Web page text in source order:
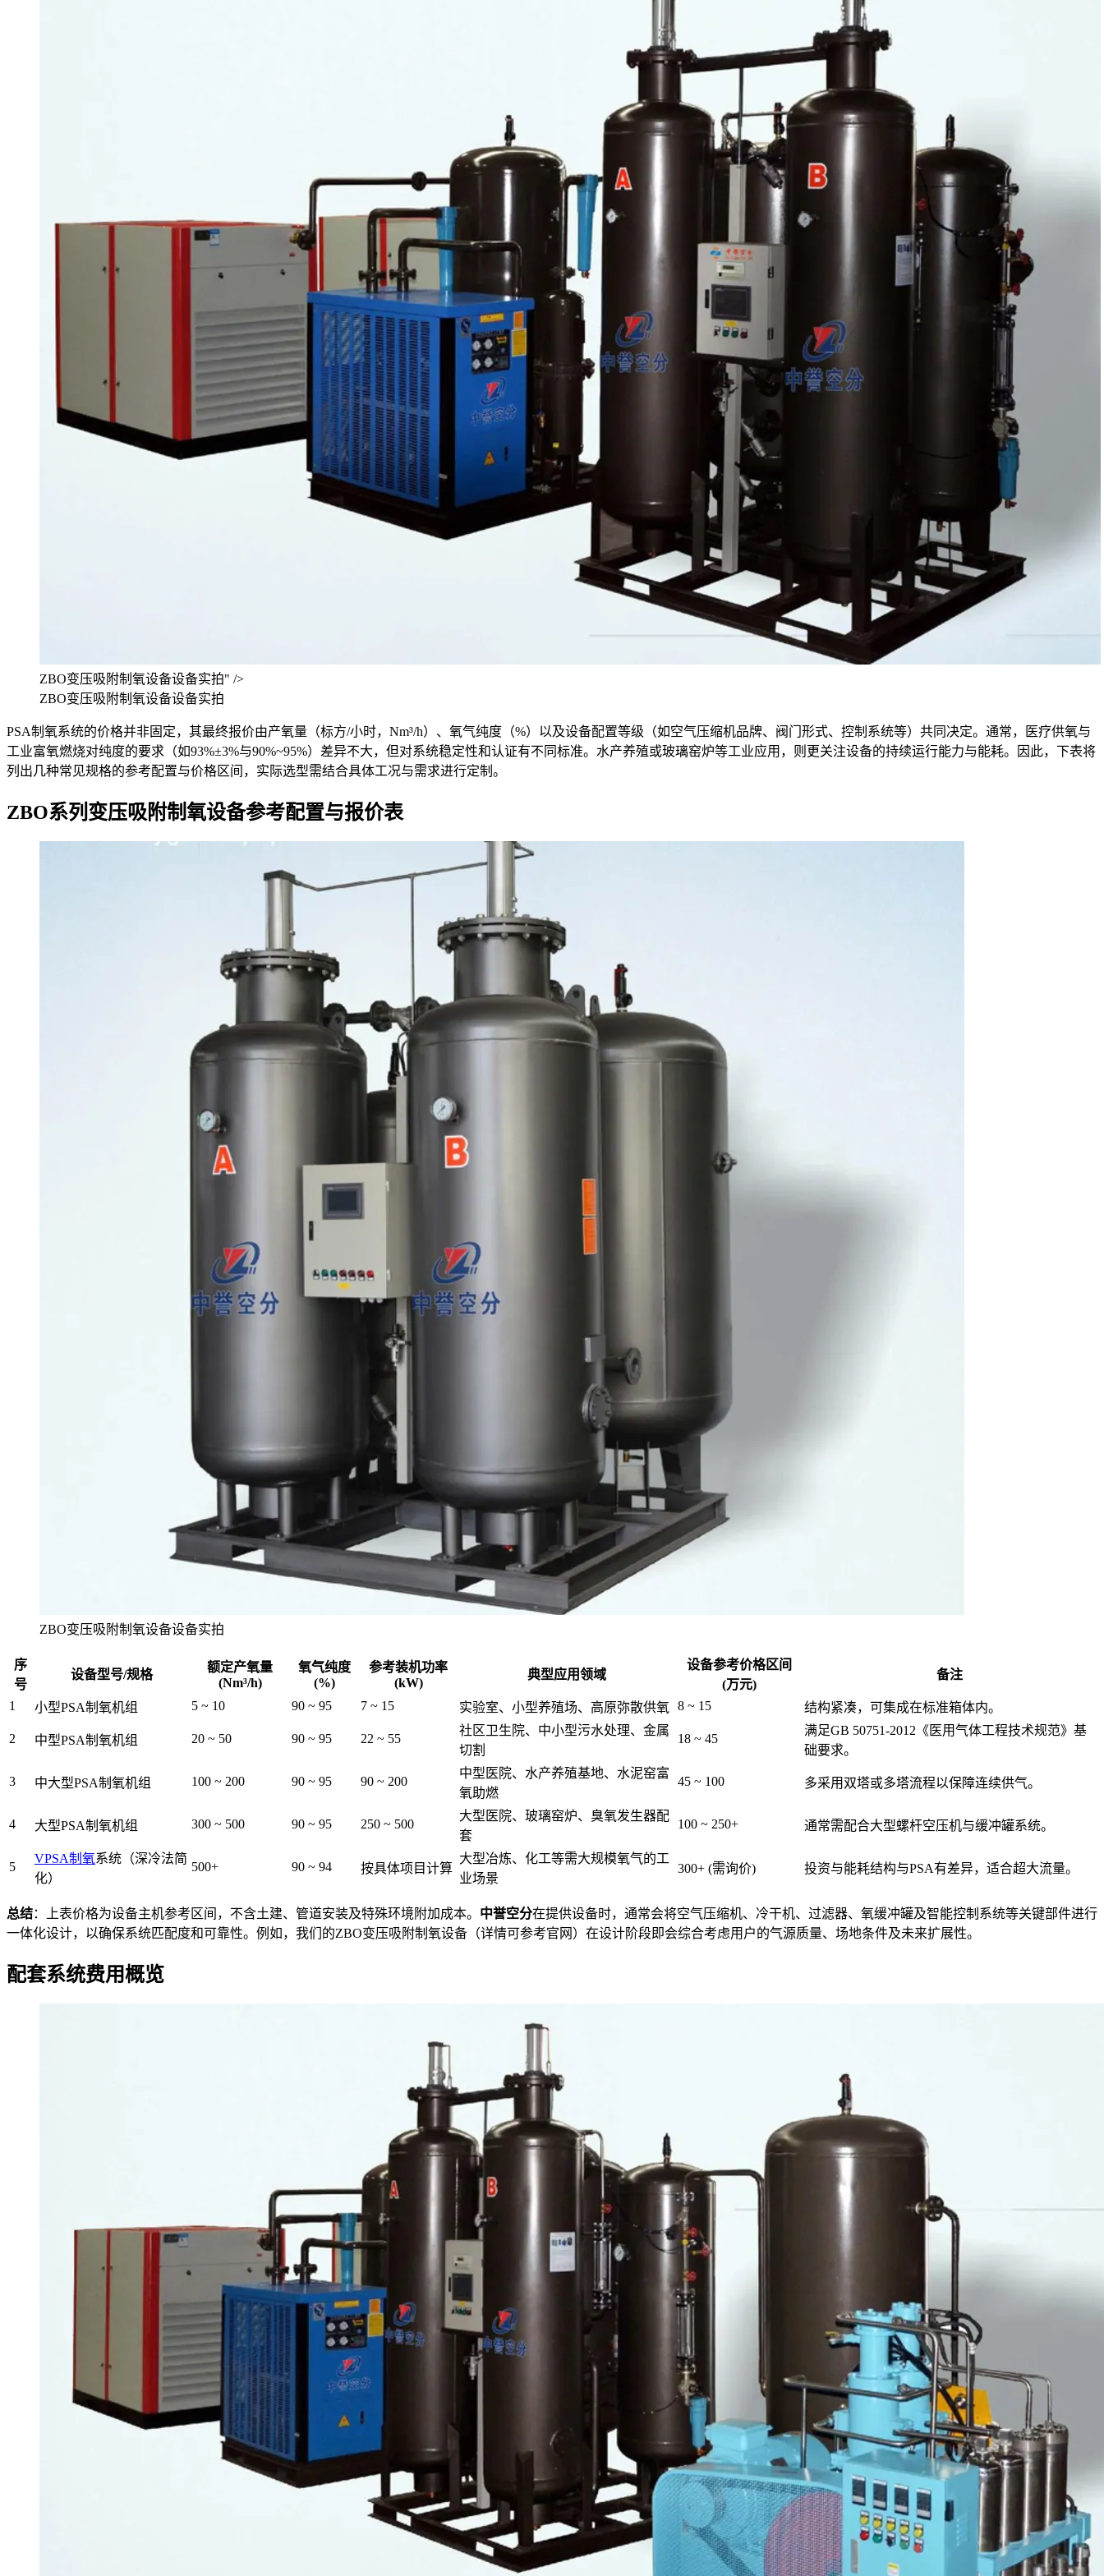
ZBO变压吸附制氧设备设备实拍" />
ZBO变压吸附制氧设备设备实拍
PSA制氧系统的价格并非固定，其最终报价由产氧量（标方/小时，Nm³/h）、氧气纯度（%）以及设备配置等级（如空气压缩机品牌、阀门形式、控制系统等）共同决定。通常，医疗供氧与
工业富氧燃烧对纯度的要求（如93%±3%与90%~95%）差异不大，但对系统稳定性和认证有不同标准。水产养殖或玻璃窑炉等工业应用，则更关注设备的持续运行能力与能耗。因此，下表将
列出几种常见规格的参考配置与价格区间，实际选型需结合具体工况与需求进行定制。
ZBO系列变压吸附制氧设备参考配置与报价表
ZBO变压吸附制氧设备设备实拍
序
号
设备型号/规格
额定产氧量
(Nm³/h)
氧气纯度
(%)
参考装机功率
(kW)
典型应用领域
设备参考价格区间
(万元)
备注
1 小型PSA制氧机组 5 ~ 10 90 ~ 95 7 ~ 15 实验室、小型养殖场、高原弥散供氧 8 ~ 15 结构紧凑，可集成在标准箱体内。
2 中型PSA制氧机组 20 ~ 50 90 ~ 95 22 ~ 55
社区卫生院、中小型污水处理、金属
切割
18 ~ 45
满足GB 50751-2012《医用气体工程技术规范》基
础要求。
3 中大型PSA制氧机组 100 ~ 200 90 ~ 95 90 ~ 200
中型医院、水产养殖基地、水泥窑富
氧助燃
45 ~ 100 多采用双塔或多塔流程以保障连续供气。
4 大型PSA制氧机组 300 ~ 500 90 ~ 95 250 ~ 500
大型医院、玻璃窑炉、臭氧发生器配
套
100 ~ 250+ 通常需配合大型螺杆空压机与缓冲罐系统。
5
VPSA制氧系统（深冷法简
化）
500+ 90 ~ 94 按具体项目计算
大型冶炼、化工等需大规模氧气的工
业场景
300+ (需询价) 投资与能耗结构与PSA有差异，适合超大流量。
总结：上表价格为设备主机参考区间，不含土建、管道安装及特殊环境附加成本。 中誉空分在提供设备时，通常会将空气压缩机、冷干机、过滤器、氧缓冲罐及智能控制系统等关键部件进行
一体化设计，以确保系统匹配度和可靠性。例如，我们的ZBO变压吸附制氧设备（详情可参考官网）在设计阶段即会综合考虑用户的气源质量、场地条件及未来扩展性。
配套系统费用概览